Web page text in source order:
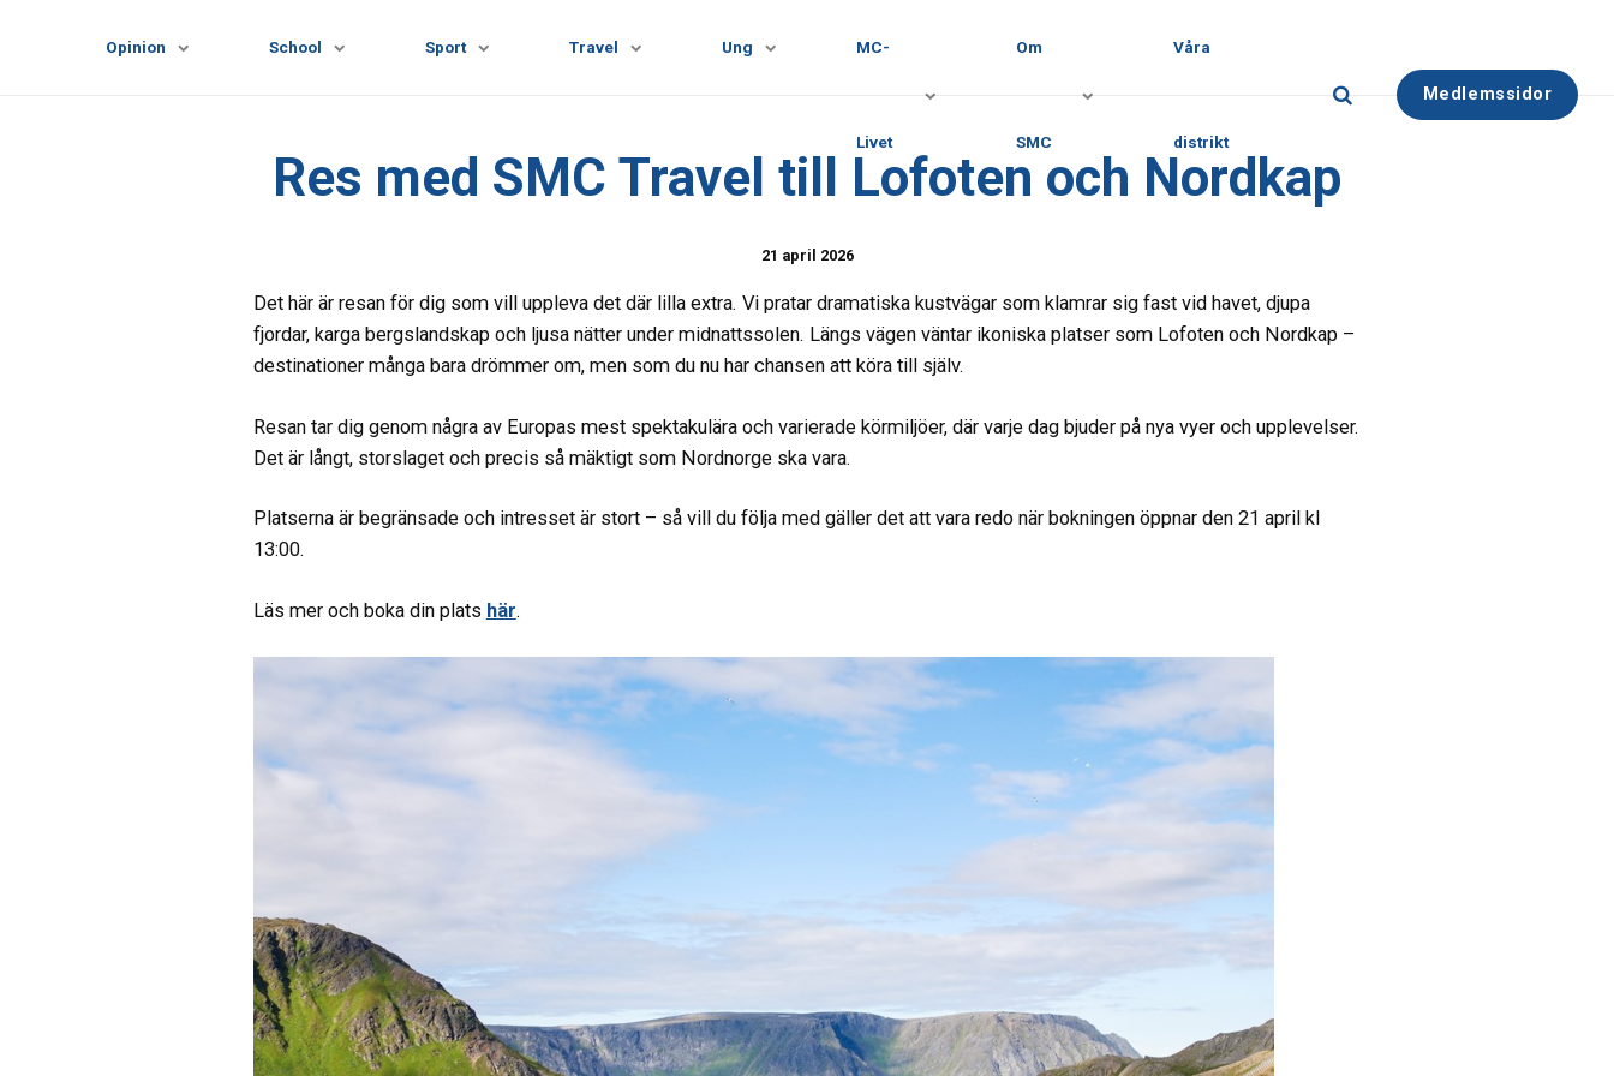
Opinion School Sport Travel Ung MC-
Livet
Om
SMC
Våra
distrikt
Medlemssidor
Res med SMC Travel till Lofoten och Nordkap
21 april 2026
Det här är resan för dig som vill uppleva det där lilla extra. Vi pratar dramatiska kustvägar som klamrar sig fast vid havet, djupa
fjordar, karga bergslandskap och ljusa nätter under midnattssolen. Längs vägen väntar ikoniska platser som Lofoten och Nordkap –
destinationer många bara drömmer om, men som du nu har chansen att köra till själv.
Resan tar dig genom några av Europas mest spektakulära och varierade körmiljöer, där varje dag bjuder på nya vyer och upplevelser.
Det är långt, storslaget och precis så mäktigt som Nordnorge ska vara.
Platserna är begränsade och intresset är stort – så vill du följa med gäller det att vara redo när bokningen öppnar den 21 april kl
13:00.
Läs mer och boka din plats här.